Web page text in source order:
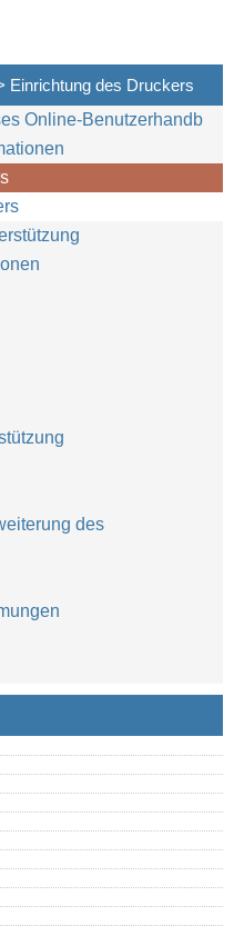
Einrichtung des Druckers
Online-Benutzerhandb
des